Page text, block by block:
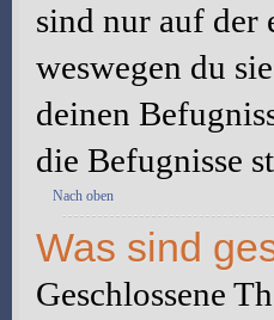
sind nur auf der
weswegen du
deinen
die Befugnisse
Nach oben
Was sind
Geschlossene